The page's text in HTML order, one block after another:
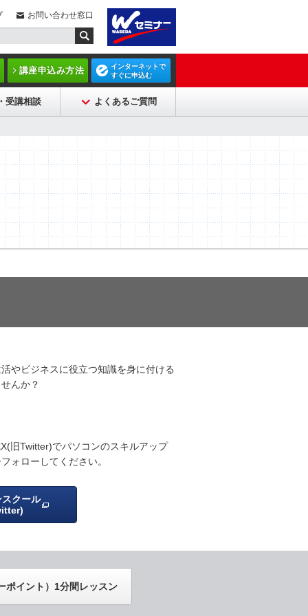
お問い合わせ窓口
講座申込み方法
インターネットで
すぐに申込む
受講相談 よくあるご質問
やビジネスに役立つ知識を身に付ける
んか？
旧Twitter)でパソコンのスキルアップ
ォローしてください。
クール
ポイント）1分間レッスン